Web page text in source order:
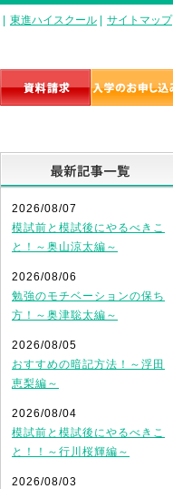
東進ハイスクール サイトマップ
2026/08/07
模試前と模試後にやるべきこ
と！～奥山涼太編～
2026/08/06
勉強のモチベーションの保ち
方！～奥津聡太編～
2026/08/05
おすすめの暗記方法！～浮田
恵梨編～
2026/08/04
模試前と模試後にやるべきこ
と！！～行川桜輝編～
2026/08/03